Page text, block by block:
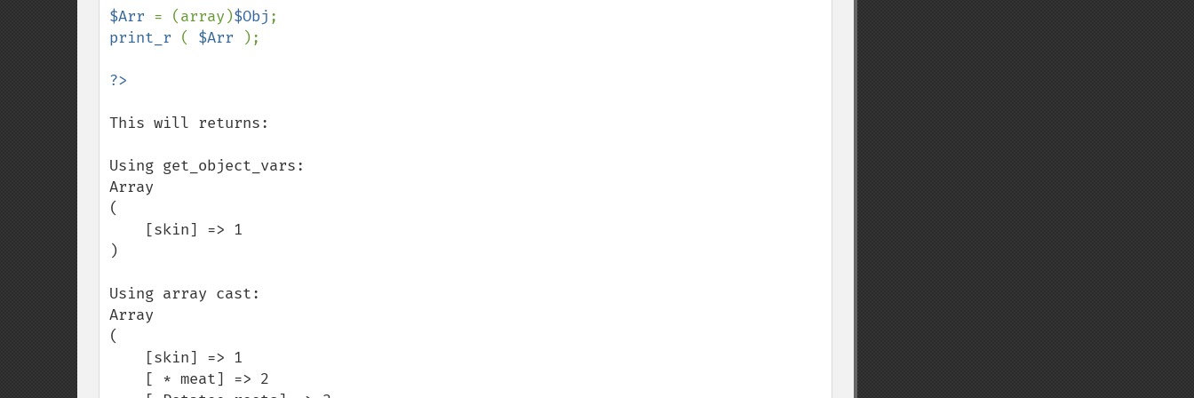
$Arr = (array)$Obj
print_r ( $Arr );
This will returns:
Using get_object_vars:
Array
(
)
Using array cast:
Array
(